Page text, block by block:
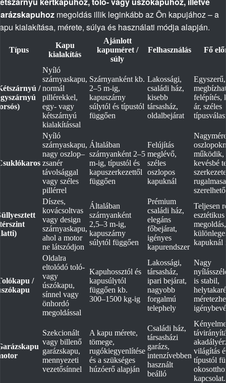
megoldás illik leginkább az Ön kapujához – a
kialakítása, mérete, súlya és használati módja alapján.
Típus
Kapu
kialakítás
Ajánlott
kapuméret /
súly
Felhasználás Fő
/
Nyíló
szárnyaskapu,
normál
pillérekkel,
egy- vagy
kétszárnyú
kialakítással
Szárnyanként kb.
2–5 m-ig,
kapuszárny
súlytól és típustól
függően
Lakossági,
családi ház,
kisebb
társasház,
oldalbejárat
Egyszerű,
felépítés,
ár, széles
Nyíló
szárnyaskapu,
nagy oszlop–
zsanér
távolsággal
vagy széles
pillérrel
Általában
szárnyanként 2–5
m-ig, típustól és
kapuszerkezettől
függően
Felújítás
meglévő,
széles
oszlopos
kapuknál
működik,
kevésbé
Díszes,
kovácsoltvas
vagy design
szárnyaskapu,
ahol a motor
ne látszódjon
Általában
szárnyanként
2,5–3 m-ig,
kapuszárny
súlytól függően
Prémium
családi ház,
elegáns
főbejárat,
igényes
kapurendszer
Teljesen
esztétikus
megoldás,
kapuknál
/
Oldalra
eltolódó toló-
vagy
úszókapu,
sínnel vagy
önhordó
megoldással
Kapuhossztól és
kapusúlytól
függően kb.
300–1500 kg-ig
Lakossági,
társasház,
ipari bejárat,
nagyobb
forgalmú
telephely
Nagy
is stabil,
Szekcionált
vagy billenő
garázskapu,
mennyezeti
vezetősínnel
A kapu mérete,
tömege,
rugókiegyenlítése
és a szükséges
húzóerő alapján
Családi ház,
társasházi
garázs,
intenzívebben
használt
beálló
világítás
típustól
kapcsolat.